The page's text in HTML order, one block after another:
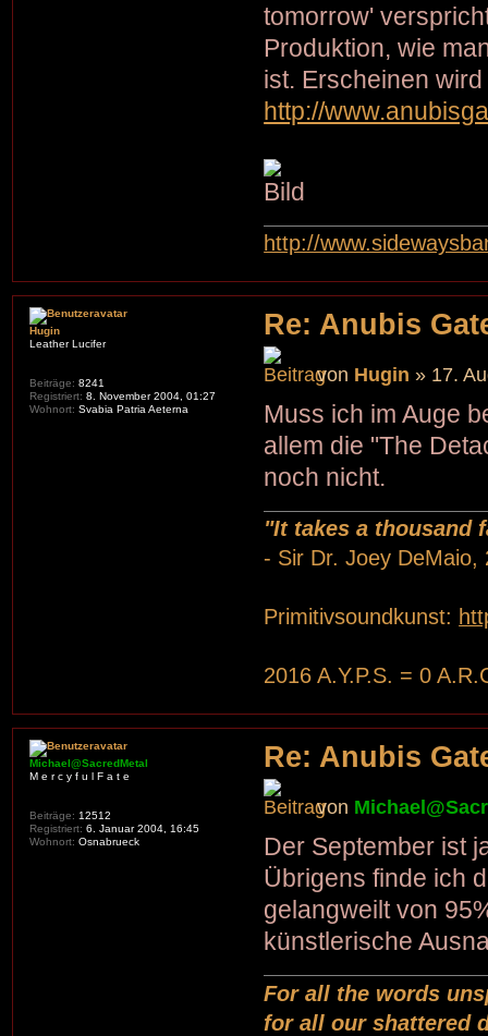
tomorrow'
Produktion, wie
ist. Erscheinen
http://
http://
Re: Anubis
von Hugin » 17.
Muss ich im Auge
allem die "The
noch nicht.
"It takes a thousand
- Sir Dr. Joey DeMaio,
Primitivsoundkunst:
2016 A.Y.P.S. = 0
Hugin
Leather Lucifer
Beiträge: 8241
Registriert: 8. November 2004, 01:27
Wohnort: Svabia Patria Aeterna
Re: Anubis
von
Der September ist
Übrigens finde ich
gelangweilt von
künstlerische
For all the words
for all our shattered
Michael@SacredMetal
M e r c y f u l F a t e
Beiträge: 12512
Registriert: 6. Januar 2004, 16:45
Wohnort: Osnabrueck